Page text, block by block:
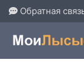
Обратная